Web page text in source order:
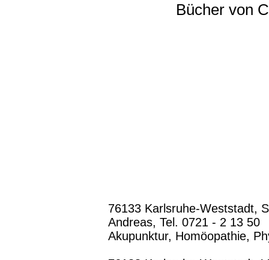
Bücher von
76133 Karlsruhe-Weststadt,
Andreas, Tel. 0721 - 2 13 50
Akupunktur, Homöopathie,